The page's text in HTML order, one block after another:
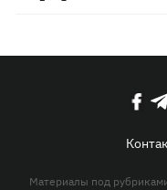
Материалы под